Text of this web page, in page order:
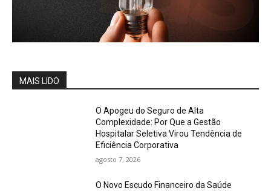
MAIS LIDO
O Apogeu do Seguro de Alta
Complexidade: Por Que a Gestão
Hospitalar Seletiva Virou Tendência de
Eficiência Corporativa
agosto 7, 2026
O Novo Escudo Financeiro da Saúde